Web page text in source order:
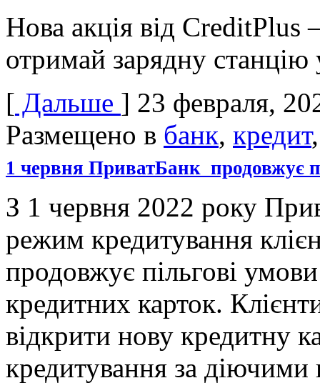
Нова акція від CreditPlus
отримай зарядну
[ Дальше ] 23 февраля,
Размещено в банк, кредит
1 червня ПриватБанк продовжує
З 1 червня 2022 року
режим кредитування
продовжує пільгові
кредитних карток.
відкрити нову кредитну
кредитування за